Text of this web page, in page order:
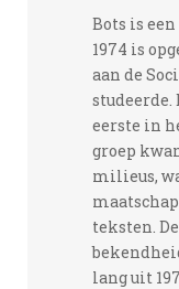
Bots is
1974 is
aan de
studeerde.
eerste in
groep
milieus,
teksten.
lang uit